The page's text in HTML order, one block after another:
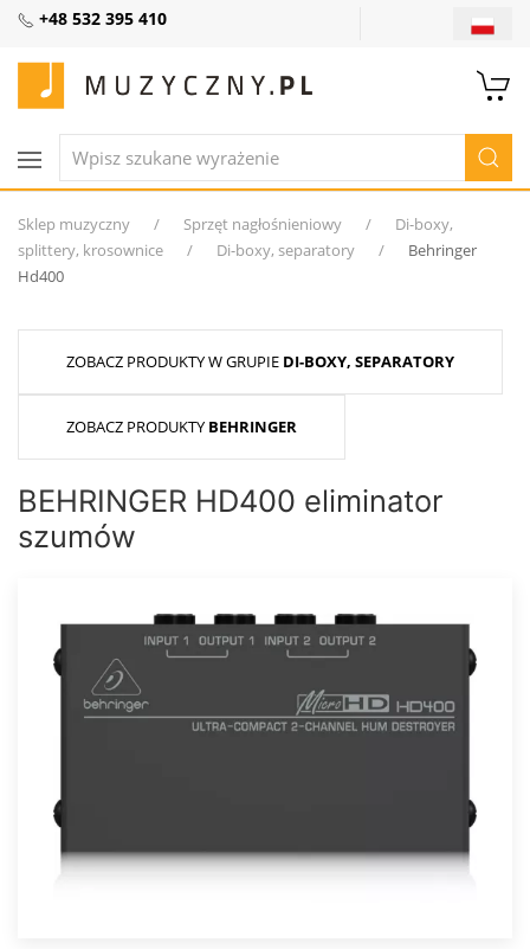
+48 532 395 410
Sklep muzyczny Sprzęt nagłośnieniowy
Di-boxy,
splittery, krosownice
Di-boxy, separatory
Behringer
Hd400
ZOBACZ PRODUKTY W GRUPIE DI-BOXY, SEPARATORY
ZOBACZ PRODUKTY BEHRINGER
BEHRINGER HD400 eliminator
szumów